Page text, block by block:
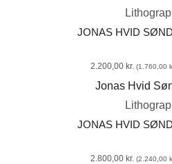
JONAS HVID
2.200,00 kr. (1.760,00
JONAS HVID
2.800,00 kr. (2.240,00